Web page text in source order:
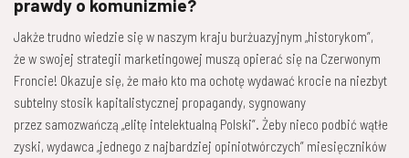
prawdy o komunizmie?
Jakże trudno wiedzie się w naszym kraju burżuazyjnym „historykom”,
że w swojej strategii marketingowej muszą opierać się na Czerwonym
Froncie! Okazuje się, że mało kto ma ochotę wydawać krocie na niezbyt
subtelny stosik kapitalistycznej propagandy, sygnowany
przez samozwańczą „elitę intelektualną Polski”. Żeby nieco podbić wątłe
zyski, wydawca „jednego z najbardziej opiniotwórczych” miesięczników